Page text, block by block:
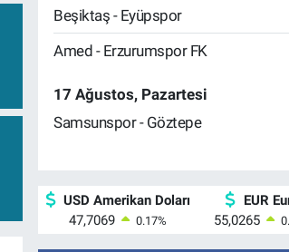
Beşiktaş - Eyüpspor
Amed - Erzurumspor FK
17 Ağustos, Pazartesi
Samsunspor - Göztepe
USD Amerikan Doları
47,7069
0.17%
EUR
55,0265